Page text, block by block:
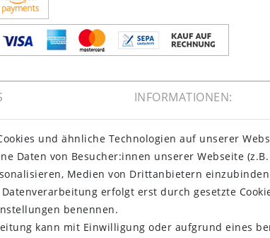
INFORMATIONEN:
Versandinformationen
Über uns
Gutschein
NEWS
Kundenbewertungen
und ähnliche Technologien auf unserer
Daten von Besucher:innen unserer Webseite
Medien von Drittanbietern
erfolgt erst durch gesetzte
benennen.
kann mit Einwilligung oder aufgrund eines